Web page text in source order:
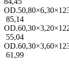
85,14
55,04
61,99